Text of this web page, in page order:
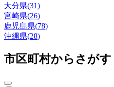
大分県(31)
宮崎県(26)
鹿児島県(78)
沖縄県(28)
市区町村からさがす